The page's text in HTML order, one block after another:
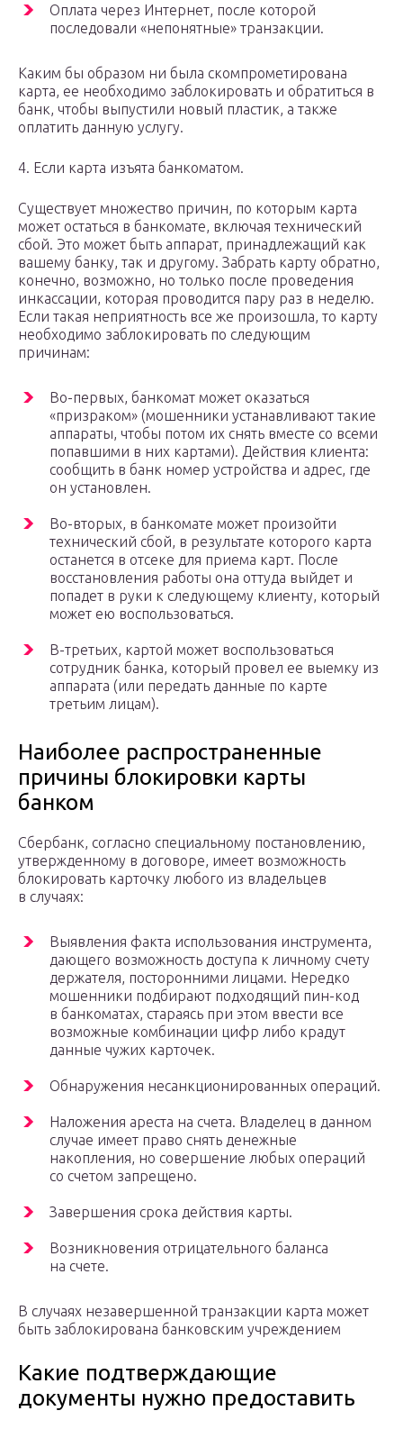
Оплата через Интернет, после которой
последовали «непонятные» транзакции.
Каким бы образом ни была скомпрометирована
карта, ее необходимо заблокировать и обратиться в
банк, чтобы выпустили новый пластик, а также
оплатить данную услугу.
4. Если карта изъята банкоматом.
Существует множество причин, по которым карта
может остаться в банкомате, включая технический
сбой. Это может быть аппарат, принадлежащий как
вашему банку, так и другому. Забрать карту обратно,
конечно, возможно, но только после проведения
инкассации, которая проводится пару раз в неделю.
Если такая неприятность все же произошла, то карту
необходимо заблокировать по следующим
причинам:
Во-первых, банкомат может оказаться
«призраком» (мошенники устанавливают такие
аппараты, чтобы потом их снять вместе со всеми
попавшими в них картами). Действия клиента:
сообщить в банк номер устройства и адрес, где
он установлен.
Во-вторых, в банкомате может произойти
технический сбой, в результате которого карта
останется в отсеке для приема карт. После
восстановления работы она оттуда выйдет и
попадет в руки к следующему клиенту, который
может ею воспользоваться.
В-третьих, картой может воспользоваться
сотрудник банка, который провел ее выемку из
аппарата (или передать данные по карте
третьим лицам).
Наиболее распространенные
причины блокировки карты
банком
Сбербанк, согласно специальному постановлению,
утвержденному в договоре, имеет возможность
блокировать карточку любого из владельцев
в случаях:
Выявления факта использования инструмента,
дающего возможность доступа к личному счету
держателя, посторонними лицами. Нередко
мошенники подбирают подходящий пин-код
в банкоматах, стараясь при этом ввести все
возможные комбинации цифр либо крадут
данные чужих карточек.
Обнаружения несанкционированных операций.
Наложения ареста на счета. Владелец в данном
случае имеет право снять денежные
накопления, но совершение любых операций
со счетом запрещено.
Завершения срока действия карты.
Возникновения отрицательного баланса
на счете.
В случаях незавершенной транзакции карта может
быть заблокирована банковским учреждением
Какие подтверждающие
документы нужно предоставить